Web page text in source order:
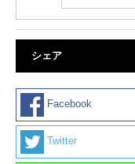
シェア
Facebook
Twitter